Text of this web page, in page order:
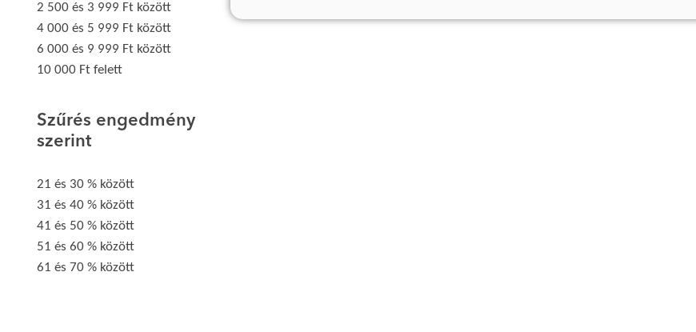
2 500 és 3 999 Ft között
4 000 és 5 999 Ft között
6 000 és 9 999 Ft között
10 000 Ft felett
Szűrés engedmény
szerint
21 és 30 % között
31 és 40 % között
41 és 50 % között
51 és 60 % között
61 és 70 % között